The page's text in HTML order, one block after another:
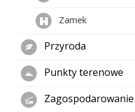
Zamek
Przyroda
Punkty terenowe